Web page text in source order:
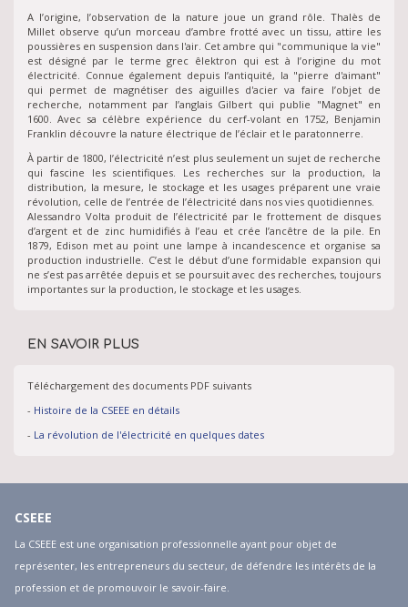
A l’origine, l’observation de la nature joue un grand rôle. Thalès de
Millet observe qu’un morceau d’ambre frotté avec un tissu, attire les
poussières en suspension dans l'air. Cet ambre qui "communique la vie"
est désigné par le terme grec êlektron qui est à l’origine du mot
électricité. Connue également depuis l’antiquité, la "pierre d'aimant"
qui permet de magnétiser des aiguilles d'acier va faire l’objet de
recherche, notamment par l’anglais Gilbert qui publie "Magnet" en
1600. Avec sa célèbre expérience du cerf-volant en 1752, Benjamin
Franklin découvre la nature électrique de l’éclair et le paratonnerre.
À partir de 1800, l’électricité n’est plus seulement un sujet de recherche
qui fascine les scientifiques. Les recherches sur la production, la
distribution, la mesure, le stockage et les usages préparent une vraie
révolution, celle de l’entrée de l’électricité dans nos vies quotidiennes.
Alessandro Volta produit de l’électricité par le frottement de disques
d’argent et de zinc humidifiés à l’eau et crée l’ancêtre de la pile. En
1879, Edison met au point une lampe à incandescence et organise sa
production industrielle. C’est le début d’une formidable expansion qui
ne s’est pas arrêtée depuis et se poursuit avec des recherches, toujours
importantes sur la production, le stockage et les usages.
EN SAVOIR PLUS
Téléchargement des documents PDF suivants
- Histoire de la CSEEE en détails
- La révolution de l'électricité en quelques dates
CSEEE
La CSEEE est une organisation professionnelle ayant pour objet de
représenter, les entrepreneurs du secteur, de défendre les intérêts de la
profession et de promouvoir le savoir-faire.